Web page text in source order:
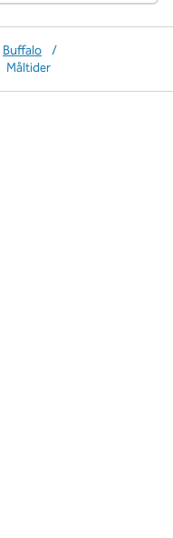
Buffalo
/
Måltider